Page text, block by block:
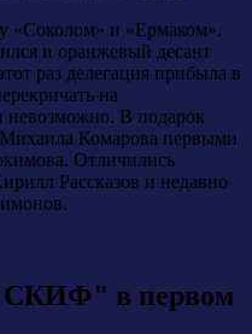
«Соколом» и «Ермаком».
и оранжевый десант
раз делегация прибыла в
на
невозможно. В подарок
Комарова первыми
Отличились
Рассказов и недавно
в первом